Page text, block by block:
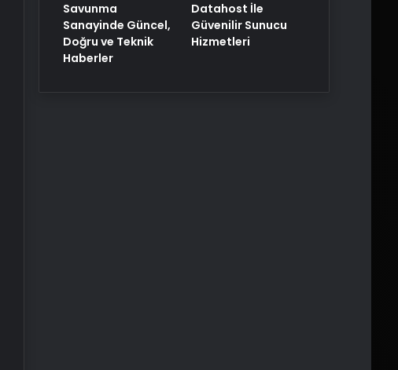
Savunma
Sanayinde Güncel,
Doğru ve Teknik
Haberler
Datahost İle
Güvenilir Sunucu
Hizmetleri